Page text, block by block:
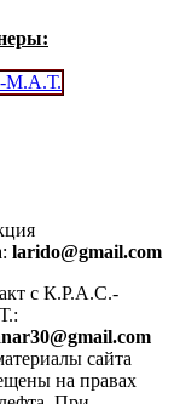
larido@gmail.com
с К.Р.А.С.-
сайта
на правах